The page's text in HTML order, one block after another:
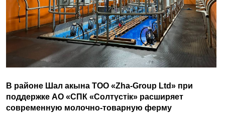
В районе Шал акына ТОО «Zha-Group Ltd» при
поддержке АО «СПК «Солтүстік» расширяет
современную молочно-товарную ферму